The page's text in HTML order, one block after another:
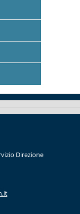
Direzione